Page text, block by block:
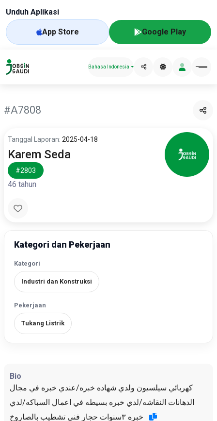
Unduh Aplikasi
App Store Google Play
Bahasa Indonesia
#A7808
Tanggal Laporan: 2025-04-18
Karem Seda
#2803
46 tahun
Kategori dan Pekerjaan
Kategori
Industri dan Konstruksi
Pekerjaan
Tukang Listrik
Bio
كهربائي سيلسيون ولدي شهاده خبره/عندي خبره في مجال
الدهانات النقاشه/لدي خبره بسيطه في اعمال السباكه/لدي